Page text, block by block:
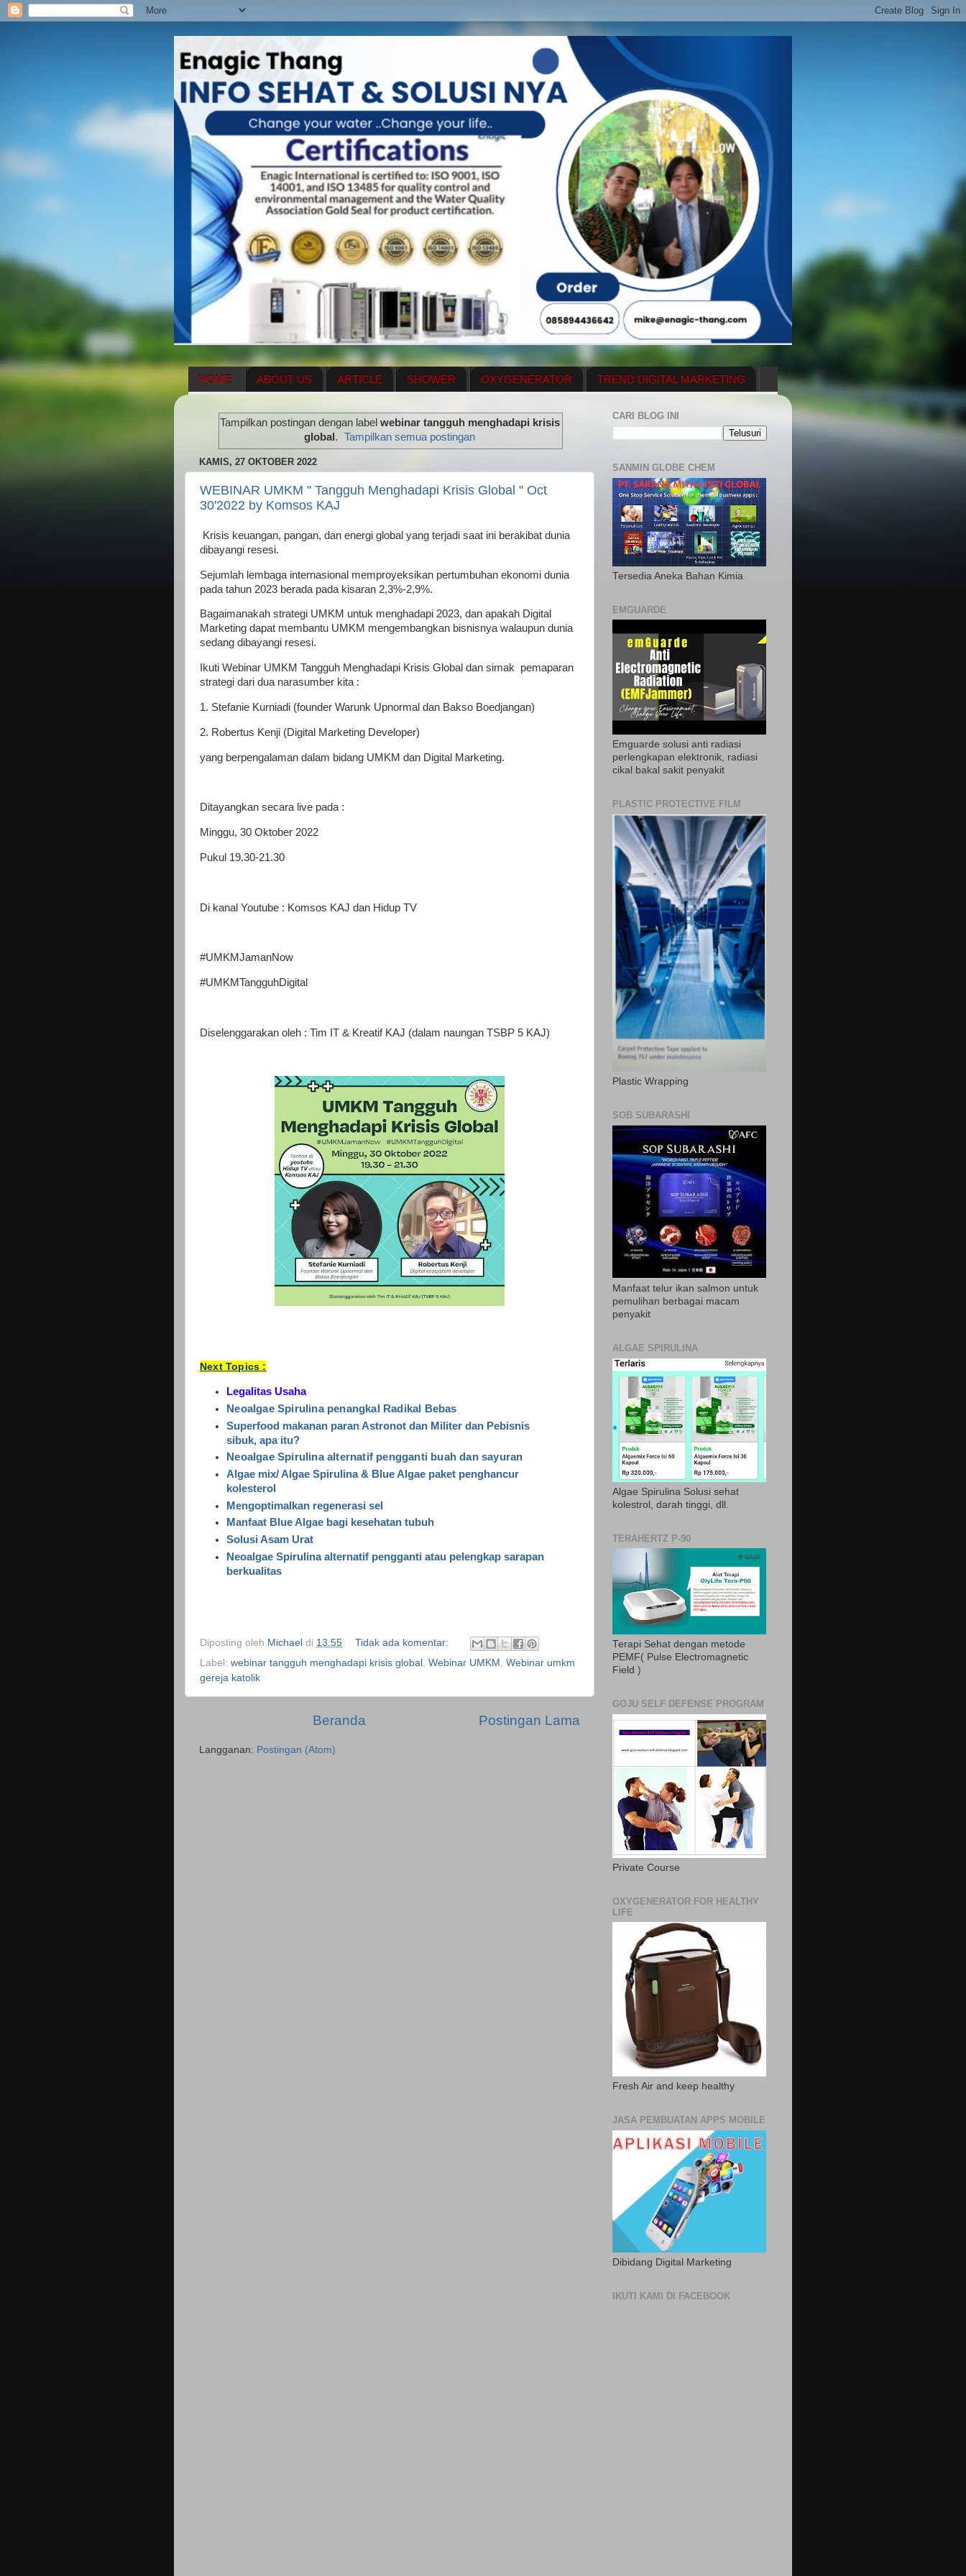
HOME ABOUT US ARTICLE SHOWER OXYGENERATOR TREND DIGITAL MARKETING
ENAGIC COMPENSATION PLAN MENUS
Tampilkan postingan dengan label webinar tangguh menghadapi krisis
global . Tampilkan semua postingan
KAMIS, 27 OKTOBER 2022
WEBINAR UMKM " Tangguh Menghadapi Krisis Global " Oct
30'2022 by Komsos KAJ
Krisis keuangan, pangan, dan energi global yang terjadi saat ini berakibat dunia
dibayangi resesi.
Sejumlah lembaga internasional memproyeksikan pertumbuhan ekonomi dunia
pada tahun 2023 berada pada kisaran 2,3%-2,9%.
Bagaimanakah strategi UMKM untuk menghadapi 2023, dan apakah Digital
Marketing dapat membantu UMKM mengembangkan bisnisnya walaupun dunia
sedang dibayangi resesi.
Ikuti Webinar UMKM Tangguh Menghadapi Krisis Global dan simak pemaparan
strategi dari dua narasumber kita :
1. Stefanie Kurniadi (founder Warunk Upnormal dan Bakso Boedjangan)
2. Robertus Kenji (Digital Marketing Developer)
yang berpengalaman dalam bidang UMKM dan Digital Marketing.
Ditayangkan secara live pada :
Minggu, 30 Oktober 2022
Pukul 19.30-21.30
Di kanal Youtube : Komsos KAJ dan Hidup TV
#UMKMJamanNow
#UMKMTangguhDigital
Diselenggarakan oleh : Tim IT & Kreatif KAJ (dalam naungan TSBP 5 KAJ)
Next Topics :
Legalitas Usaha
Neoalgae Spirulina penangkal Radikal Bebas
Superfood makanan paran Astronot dan Militer dan Pebisnis
sibuk, apa itu?
Neoalgae Spirulina alternatif pengganti buah dan sayuran
Algae mix/ Algae Spirulina & Blue Algae paket penghancur
kolesterol
Mengoptimalkan regenerasi sel
Manfaat Blue Algae bagi kesehatan tubuh
Solusi Asam Urat
Neoalgae Spirulina alternatif pengganti atau pelengkap sarapan
berkualitas
Diposting oleh Michael di 13.55
Tidak ada komentar:
Label: webinar tangguh menghadapi krisis global Webinar UMKM
Webinar umkm
gereja katolik
Postingan Lama
Beranda
Langganan: Postingan (Atom)
CARI BLOG INI
SANMIN GLOBE CHEM
Tersedia Aneka Bahan Kimia
EMGUARDE
Emguarde solusi anti radiasi
perlengkapan elektronik, radiasi
cikal bakal sakit penyakit
PLASTIC PROTECTIVE FILM
Plastic Wrapping
SOB SUBARASHI
Manfaat telur ikan salmon untuk
pemulihan berbagai macam
penyakit
ALGAE SPIRULINA
Algae Spirulina Solusi sehat
kolestrol, darah tinggi, dll.
TERAHERTZ P-90
Terapi Sehat dengan metode
PEMF( Pulse Electromagnetic
Field )
GOJU SELF DEFENSE PROGRAM
Private Course
OXYGENERATOR FOR HEALTHY
LIFE
Fresh Air and keep healthy
JASA PEMBUATAN APPS MOBILE
Dibidang Digital Marketing
IKUTI KAMI DI FACEBOOK